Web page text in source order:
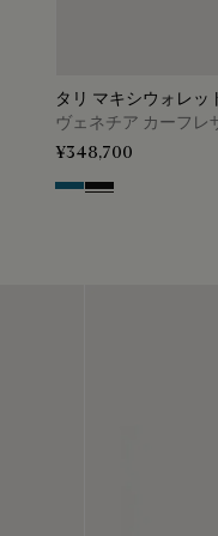
タリ マキシウォレッ
ヴェネチア カーフレ
¥348,700
GasolineNero Grigio